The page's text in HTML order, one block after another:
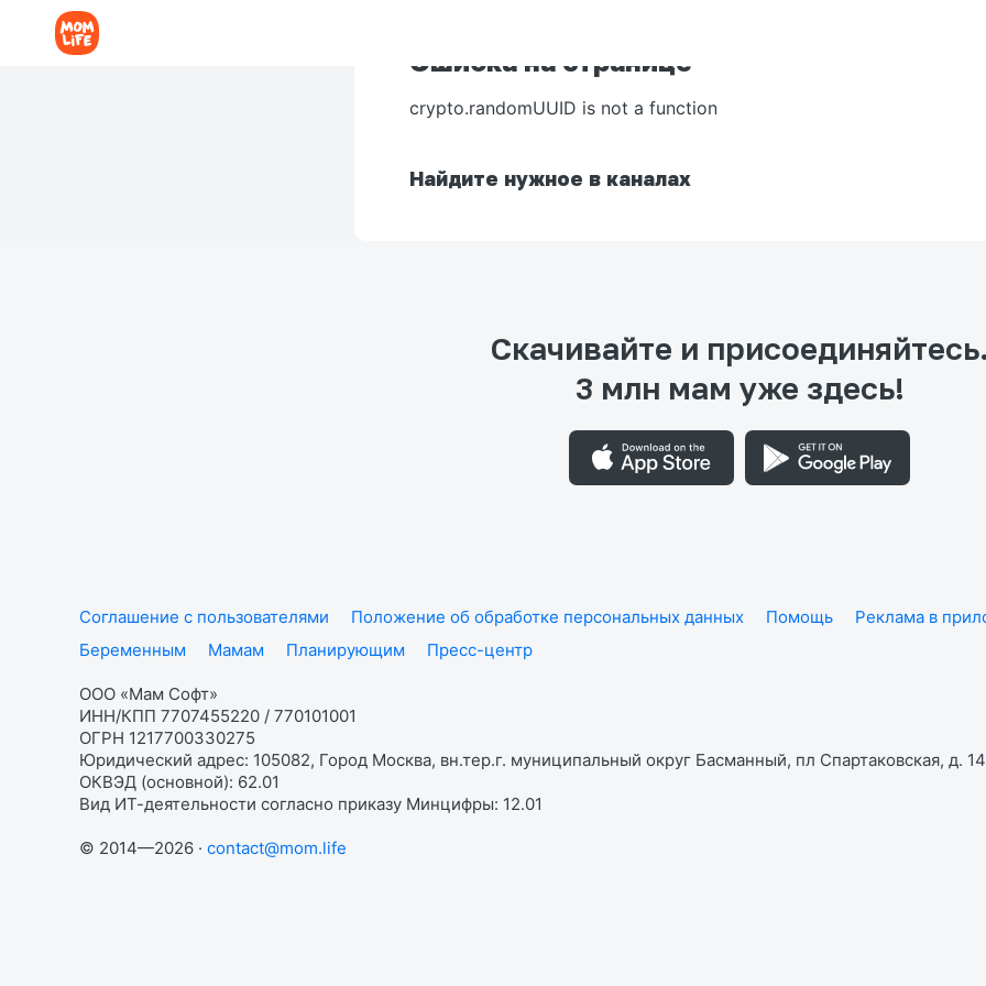
Ошибка на странице
crypto.randomUUID is not a function
Найдите нужное в каналах
Скачивайте и присоединяйтесь.
3 млн мам уже здесь!
Соглашение с пользователями Положение об обработке персональных данных Помощь Реклама в
Беременным
Мамам Планирующим Пресс-центр
ООО «Мам Софт»
ИНН/КПП 7707455220 / 770101001
ОГРН 1217700330275
Юридический адрес: 105082, Город Москва, вн.тер.г. муниципальный округ Басманный, пл Спартаковская, д.
ОКВЭД (основной): 62.01
Вид ИТ-деятельности согласно приказу Минцифры: 12.01
© 2014—2026 · contact@mom.life